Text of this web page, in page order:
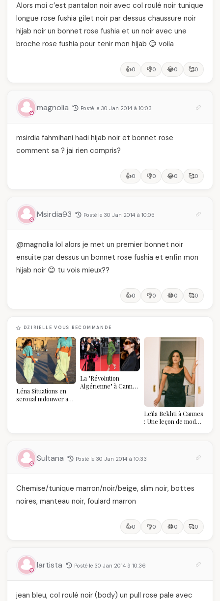
Alors moi c’est pantalon noir avec col roulé noir tunique
longue rose fushia gilet noir par dessus chaussure noir
hijab noir un bonnet rose fushia et un noir avec une
broche rose fushia pour tenir mon hijab 😊 voila
👍0 👎0 😂0 🥰0
magnolia Posté le 30 Jan 2014 à 10:03
msirdia fahmihani hadi hijab noir et bonnet rose
comment sa ? jai rien compris?
👍0 👎0 😂0 🥰0
Msirdia93 Posté le 30 Jan 2014 à 10:05
@magnolia lol alors je met un premier bonnet noir
ensuite par dessus un bonnet rose fushia et enfin mon
hijab noir 😊 tu vois mieux??
👍0 👎0 😂0 🥰0
DZIRIELLE VOUS RECOMMANDE
Léna Situations en
seroual mdouwer au
La "Révolution
Algérienne" à Cannes
Leïla Bekhti à Cannes
: Une leçon de mode
Sultana Posté le 30 Jan 2014 à 10:33
Chemise/tunique marron/noir/beige, slim noir, bottes
noires, manteau noir, foulard marron
👍0 👎0 😂0 🥰0
lartista Posté le 30 Jan 2014 à 10:36
jean bleu, col roulé noir (body) un pull rose pale avec